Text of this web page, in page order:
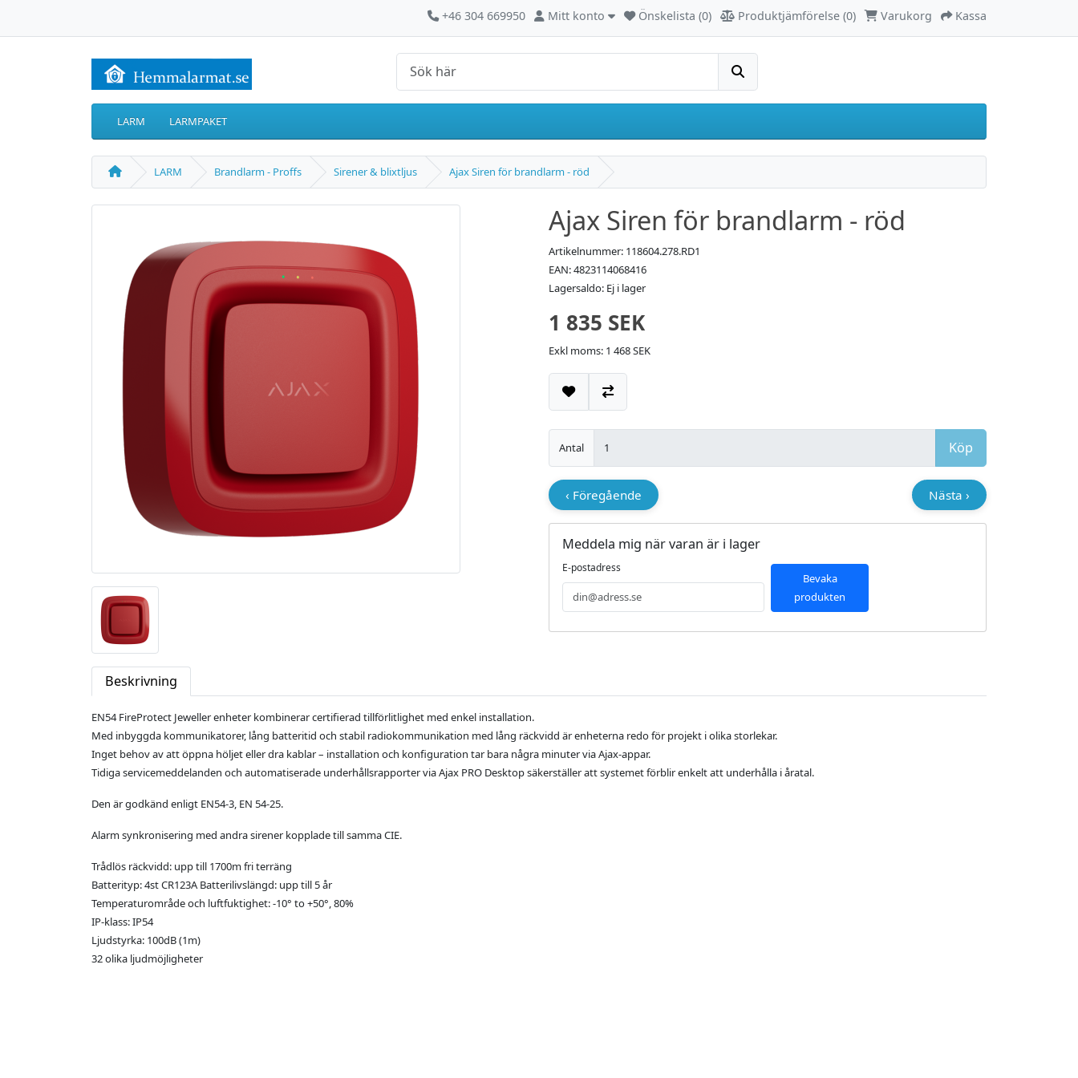
Kontakta oss
+46 304 669950 Mitt konto
Mitt konto Önskelista (0) Produktjämförelse (0) Varukorg Kassa
Sök
LARM LARMPAKET
LARM Brandlarm - Proffs Sirener & blixtljus Ajax Siren för brandlarm - röd
Ajax Siren för brandlarm - röd
Artikelnummer: 118604.278.RD1
EAN: 4823114068416
Lagersaldo: Ej i lager
1 835 SEK
Exkl moms: 1 468 SEK
Lägg till i önskelistan
Jämför
Antal Köp
‹ Föregående Nästa ›
Meddela mig när varan är i lager
E-postadress
Bevaka
produkten
Beskrivning
EN54 FireProtect Jeweller enheter kombinerar certifierad tillförlitlighet med enkel installation.
Med inbyggda kommunikatorer, lång batteritid och stabil radiokommunikation med lång räckvidd är enheterna redo för projekt i olika storlekar.
Inget behov av att öppna höljet eller dra kablar – installation och konfiguration tar bara några minuter via Ajax-appar.
Tidiga servicemeddelanden och automatiserade underhållsrapporter via Ajax PRO Desktop säkerställer att systemet förblir enkelt att underhålla i åratal.
Den är godkänd enligt EN54-3, EN 54-25.
Alarm synkronisering med andra sirener kopplade till samma CIE.
Trådlös räckvidd: upp till 1700m fri terräng
Batterityp: 4st CR123A Batterilivslängd: upp till 5 år
Temperaturområde och luftfuktighet: -10° to +50°, 80%
IP-klass: IP54
Ljudstyrka: 100dB (1m)
32 olika ljudmöjligheter